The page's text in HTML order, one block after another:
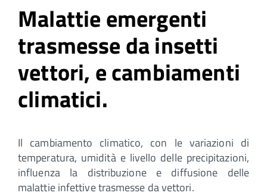
Malattie emergenti
trasmesse da insetti
vettori, e cambiamenti
climatici.
Il cambiamento climatico, con le variazioni di
temperatura, umidità e livello delle precipitazioni,
influenza la distribuzione e diffusione delle
malattie infettive trasmesse da vettori.